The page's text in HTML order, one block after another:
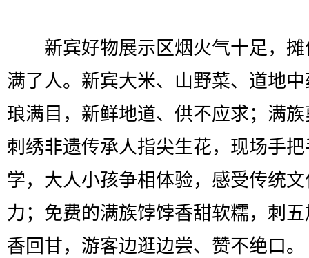
新宾好物展示区烟火气十足，摊
满了人。新宾大米、山野菜、道地
琅满目，新鲜地道、供不应求；满
刺绣非遗传承人指尖生花，现场手
学，大人小孩争相体验，感受传统
力；免费的满族饽饽香甜软糯，刺
香回甘，游客边逛边尝、赞不绝口。